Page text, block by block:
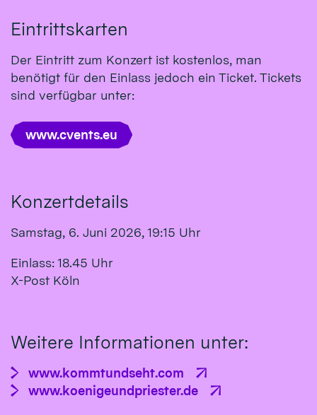
Eintrittskarten
Der Eintritt zum Konzert ist kostenlos, man
benötigt für den Einlass jedoch ein Ticket. Tickets
sind verfügbar unter:
www.cvents.eu
Konzertdetails
Samstag, 6. Juni 2026, 19:15 Uhr
Einlass: 18.45 Uhr
X-Post Köln
Weitere Informationen unter:
www.kommtundseht.com
www.koenigeundpriester.de